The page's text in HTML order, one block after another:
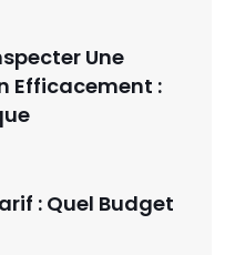
Une
Efficacement :
: Quel Budget